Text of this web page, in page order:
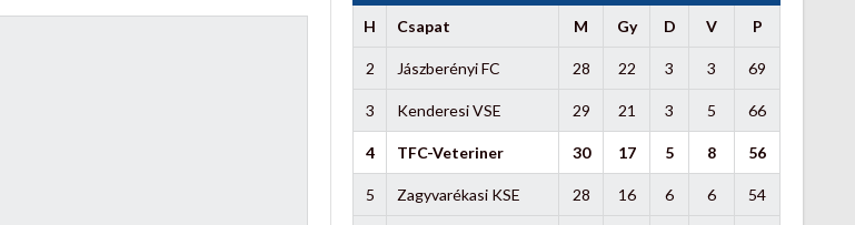
H Csapat M Gy D V P
2 Jászberényi FC 28 22 3 3 69
3 Kenderesi VSE 29 21 3 5 66
4 TFC-Veteriner 30 17 5 8 56
5 Zagyvarékasi KSE 28 16 6 6 54